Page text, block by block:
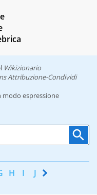
Wikizionario
Attribuzione-Condividi
espressione
H I J K